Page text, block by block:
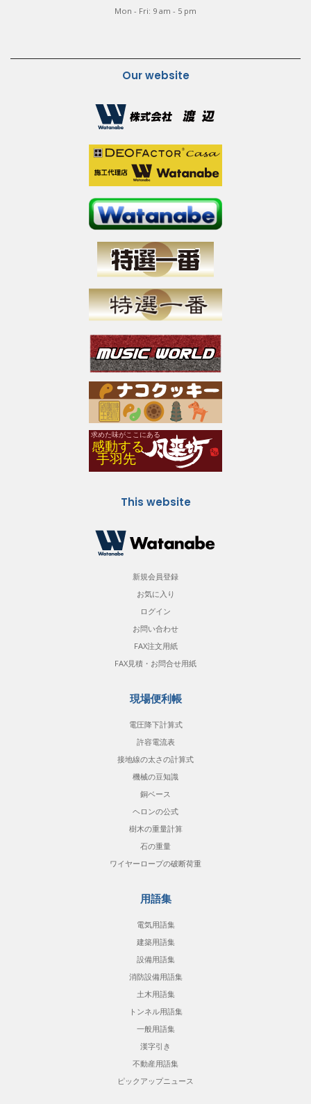
Mon - Fri: 9 am - 5 pm
Our website
This website
新規会員登録
お気に入り
ログイン
お問い合わせ
FAX注文用紙
FAX見積・お問合せ用紙
現場便利帳
電圧降下計算式
許容電流表
接地線の太さの計算式
機械の豆知識
銅ベース
ヘロンの公式
樹木の重量計算
石の重量
ワイヤーロープの破断荷重
用語集
電気用語集
建築用語集
設備用語集
消防設備用語集
土木用語集
トンネル用語集
一般用語集
漢字引き
不動産用語集
ピックアップニュース